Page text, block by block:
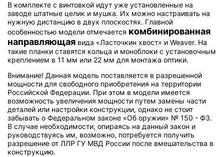
В комплекте с винтовкой идут уже установленные на
заводе штатные целик и мушка. Их можно настраивать на
нужную дистанцию в двух плоскостях. Главной
особенностью модели отмечается комбинированная
направляющая вида «Ласточкин хвост» и Weaver. На
такие планки ставятся кольца и моноблоки с установочным
креплением в 11 мм или 22 мм для монтажа оптики.
Внимание! Данная модель поставляется в разрешенной
мощности для свободного приобретения на территории
Российской Федерации. При этом в модели имеется
возможность увеличения мощности путем замены части
деталей или настройки конструкции, однако не стоит
забывать о Федеральном законе «Об оружии» № 150 - ФЗ.
В случае необходимости, опираясь на данный закон и
руководствуясь им, возможно, потребуется получить
разрешение от ЛЛР ГУ МВД России после вмешательства в
конструкцию.